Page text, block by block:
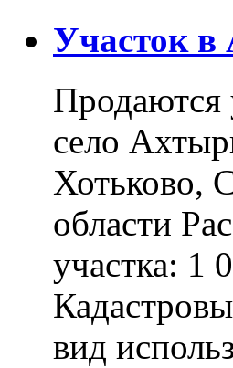
Участок в
Продаются
село
Хотьково,
области
участка: 1
вид